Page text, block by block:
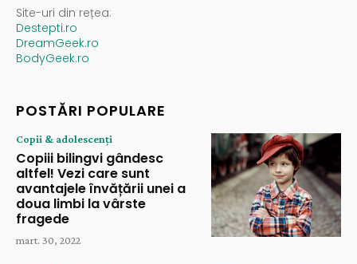
Site-uri din rețea:
Destepti.ro
DreamGeek.ro
BodyGeek.ro
POSTĂRI POPULARE
Copii & adolescenți
Copiii bilingvi gândesc
altfel! Vezi care sunt
avantajele învățării unei a
doua limbi la vârste
fragede
mart. 30, 2022